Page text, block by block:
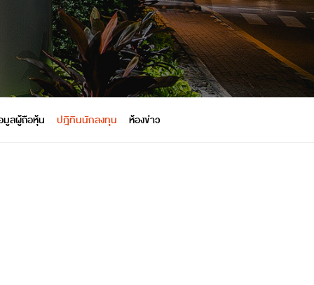
มูลผู้ถือหุ้น ปฎิทินนักลงทุน ห้องข่าว